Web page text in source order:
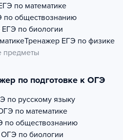
по математике
по обществознанию
ЕГЭ по биологии
Тренажер ЕГЭ по физике
предметы
по подготовке к ОГЭ
по русскому языку
по математике
по обществознанию
ОГЭ по биологии